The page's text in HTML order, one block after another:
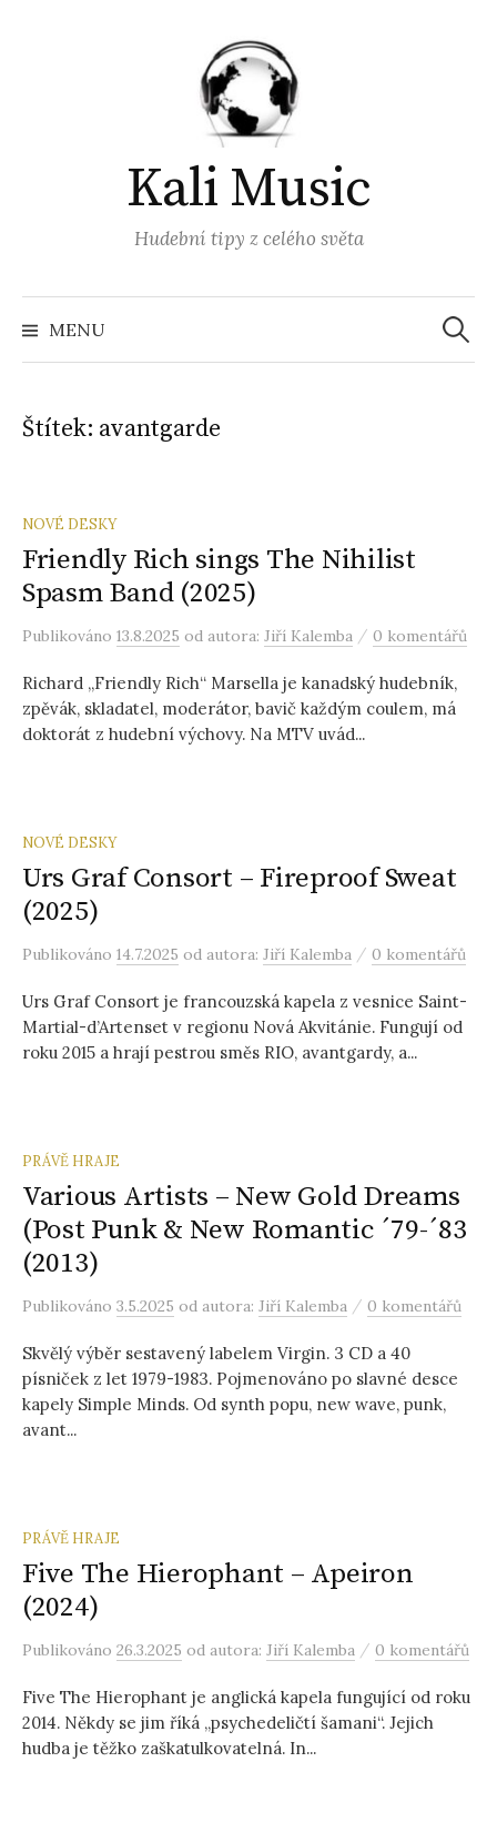
Kali Music
Hudební tipy z celého světa
MENU
Štítek: avantgarde
NOVÉ DESKY
Friendly Rich sings The Nihilist
Spasm Band (2025)
Publikováno 13.8.2025 od autora: Jiří Kalemba / 0 komentářů
Richard „Friendly Rich“ Marsella je kanadský hudebník,
zpěvák, skladatel, moderátor, bavič každým coulem, má
doktorát z hudební výchovy. Na MTV uvád...
NOVÉ DESKY
Urs Graf Consort – Fireproof Sweat
(2025)
Publikováno 14.7.2025 od autora: Jiří Kalemba / 0 komentářů
Urs Graf Consort je francouzská kapela z vesnice Saint-
Martial-d’Artenset v regionu Nová Akvitánie. Fungují od
roku 2015 a hrají pestrou směs RIO, avantgardy, a...
PRÁVĚ HRAJE
Various Artists – New Gold Dreams
(Post Punk & New Romantic ´79-´83
(2013)
Publikováno 3.5.2025 od autora: Jiří Kalemba / 0 komentářů
Skvělý výběr sestavený labelem Virgin. 3 CD a 40
písniček z let 1979-1983. Pojmenováno po slavné desce
kapely Simple Minds. Od synth popu, new wave, punk,
avant...
PRÁVĚ HRAJE
Five The Hierophant – Apeiron
(2024)
Publikováno 26.3.2025 od autora: Jiří Kalemba / 0 komentářů
Five The Hierophant je anglická kapela fungující od roku
2014. Někdy se jim říká „psychedeličtí šamani“. Jejich
hudba je těžko zaškatulkovatelná. In...